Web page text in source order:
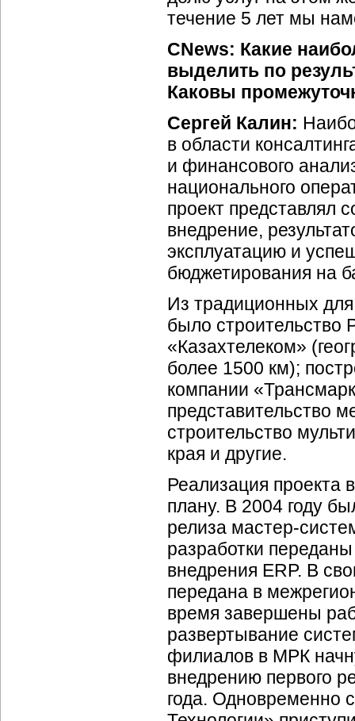
течение 5 лет мы
CNews: Какие
выделить по
Каковы
Сергей Калин:
в области
и финансового
национального
проект представлял
внедрение,
эксплуатацию и
бюджетирования на
Из традиционных
было строительство
«Казахтелеком»
более 1500 км);
компании
представительство
строительство
края и другие.
Реализация проекта
плану. В 2004 году
релиза мастер-
разработки
внедрения ERP. В
передана в
время завершены
развертывание
филиалов в МРК
внедрению первого
года. Одновременно